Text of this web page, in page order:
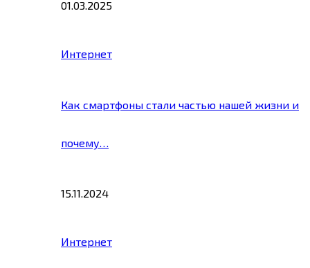
01.03.2025
Интернет
Как смартфоны стали частью нашей жизни и
почему…
15.11.2024
Интернет